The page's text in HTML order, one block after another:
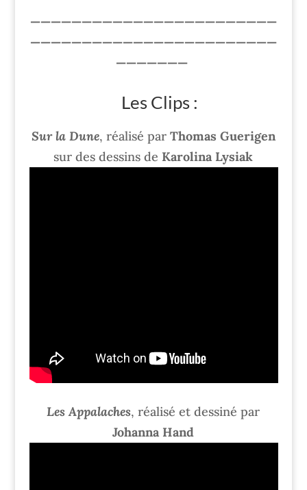
————————————————————————
————————————————————————
———————
Les Clips :
Sur la Dune, réalisé par Thomas Guerigen
sur des dessins de Karolina Lysiak
Les Appalaches, réalisé et dessiné par
Johanna Hand